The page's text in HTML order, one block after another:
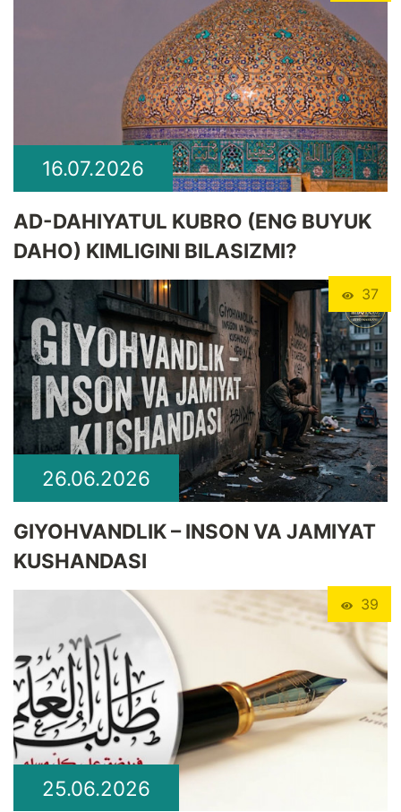
16.07.2026
​AD-DAHIYATUL KUBRO (ENG BUYUK
DAHO) KIMLIGINI BILASIZMI?
37
26.06.2026
GIYOHVANDLIK – INSON VA JAMIYAT
KUSHANDASI
39
25.06.2026